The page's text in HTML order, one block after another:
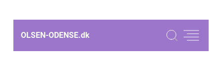
OLSEN-ODENSE.dk